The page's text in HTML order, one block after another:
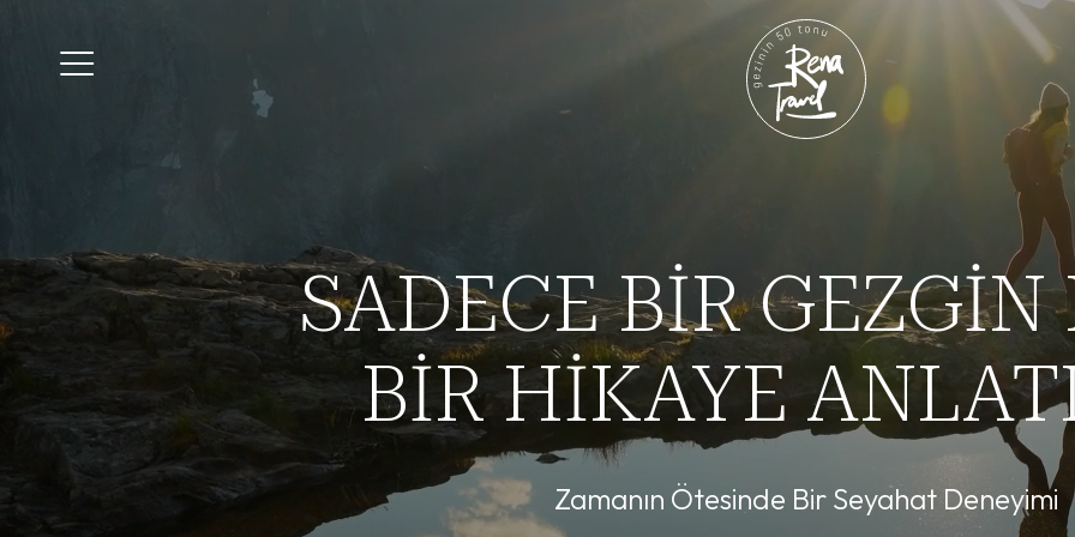
SADECE BİR GEZGİN
BİR HİKAYE
Zamanın Ötesinde Bir Seyahat Deneyimi
ETKİLEYİCİ
ORGANİZASYON
Hikaye Yaratan Kurumsal Organizasyon